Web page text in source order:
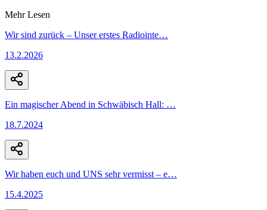
Mehr Lesen
Wir sind zurück – Unser erstes Radiointe…
13.2.2026
Ein magischer Abend in Schwäbisch Hall: …
18.7.2024
Wir haben euch und UNS sehr vermisst – e…
15.4.2025